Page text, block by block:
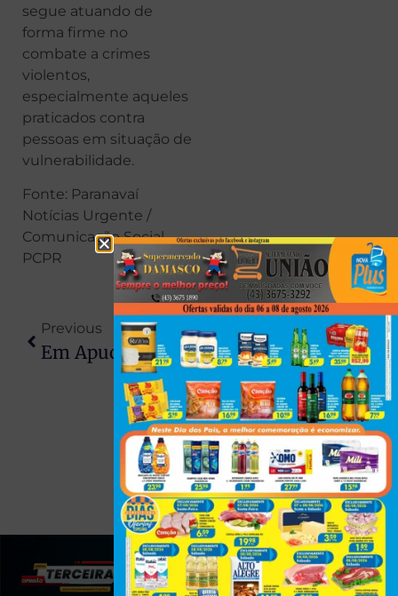
segue atuando de
forma firme no
combate a crimes
violentos,
especialmente aqueles
praticados contra
pessoas em situação de
vulnerabilidade.
Fonte: Paranavaí
Notícias Urgente /
Comunicação Social
PCPR
Previous
Em Apucarana: Homem Morre Após Complicações Causadas Por Objeto Introduzido Nas Partes Íntimas
Next
Mulher É Atropelada Por Carro Elétrico Na BR-369, Em Londrina
(43) 991545950